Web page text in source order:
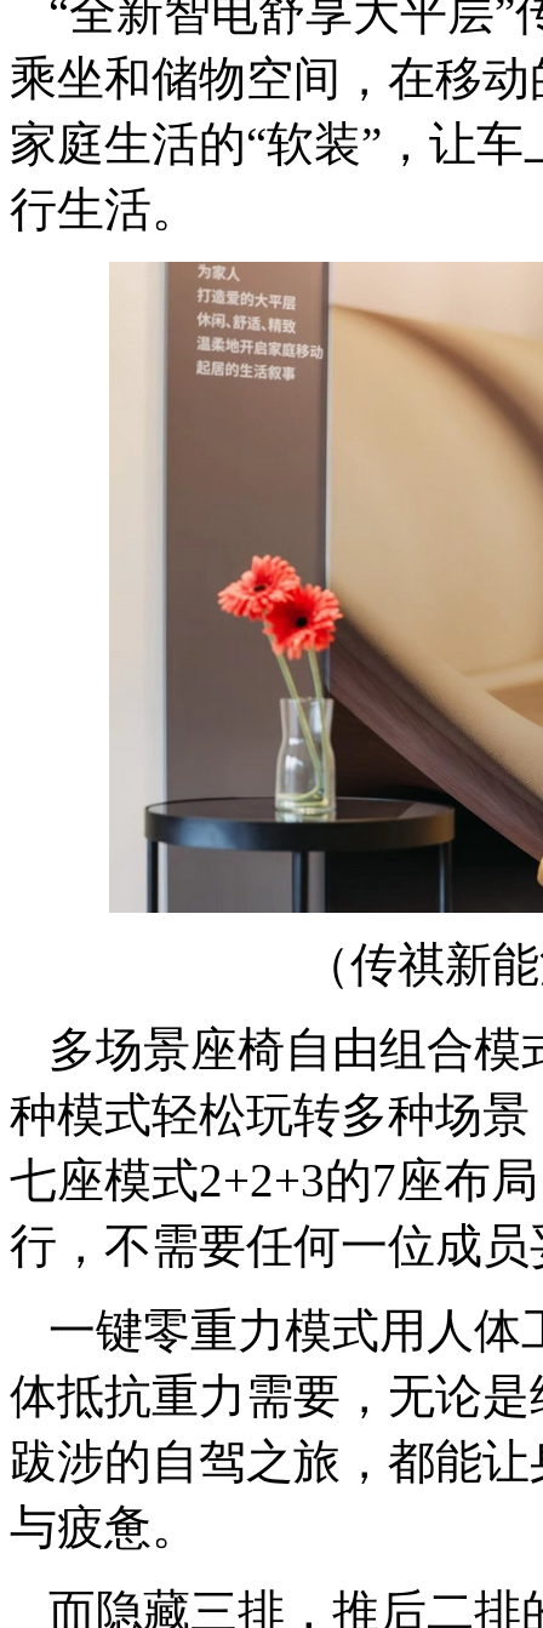
“全新智电舒享大平层”
乘坐和储物空间，在移
家庭生活的“软装”，让
行生活。
（传祺新
多场景座椅自由组合
种模式轻松玩转多种场
七座模式2+2+3的7座布
行，不需要任何一位成员
一键零重力模式用人体
体抵抗重力需要，无论
跋涉的自驾之旅，都能
与疲惫。
而隐藏三排，推后二排